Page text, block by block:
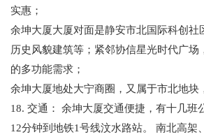
实惠；
余坤大厦大厦对面是静安市北国际科创社
历史风貌建筑等；紧邻协信星光时代广
的多功能需求；
余坤大厦地处大宁商圈，又属于市北地
18. 交通： 余坤大厦交通便捷，有十几班
12分钟到地铁1号线汶水路站。 南北高架